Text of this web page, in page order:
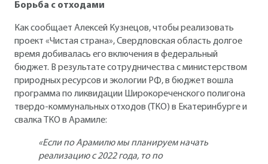
Борьба с отходами
Как сообщает Алексей Кузнецов, чтобы реализовать
проект «Чистая страна», Свердловская область долгое
время добивалась его включения в федеральный
бюджет. В результате сотрудничества с министерством
природных ресурсов и экологии РФ, в бюджет вошла
программа по ликвидации Широкореченского полигона
твердо-коммунальных отходов (ТКО) в Екатеринбурге и
свалка ТКО в Арамиле:
«Если по Арамилю мы планируем начать
реализацию с 2022 года, то по